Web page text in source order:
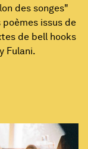
des songes"
issus de
de bell hooks
Fulani.